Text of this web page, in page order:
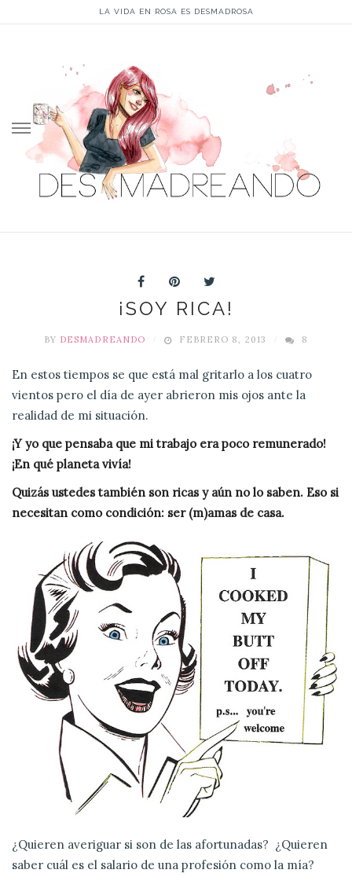
LA VIDA EN ROSA ES DESMADROSA
¡SOY RICA!
BY DESMADREANDO FEBRERO 8, 2013 8
En estos tiempos se que está mal gritarlo a los cuatro
vientos pero el día de ayer abrieron mis ojos ante la
realidad de mi situación.
¡Y yo que pensaba que mi trabajo era poco remunerado!
¡En qué planeta vivía!
Quizás ustedes también son ricas y aún no lo saben. Eso si
necesitan como condición: ser (m)amas de casa.
¿Quieren averiguar si son de las afortunadas? ¿Quieren
saber cuál es el salario de una profesión como la mía?